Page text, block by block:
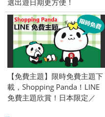
選出遊日期更方便！
【免費主題】限時免費主題下
載，Shopping Panda！LINE
免費主題欣賞！日本限定／